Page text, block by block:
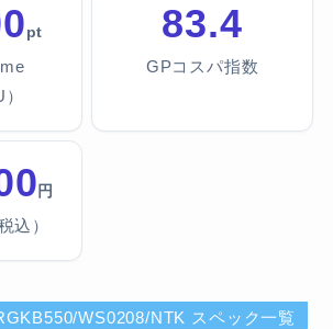
pt 83.4
GPコスパ指数
円
込）
WS0208/NTK スペック一覧